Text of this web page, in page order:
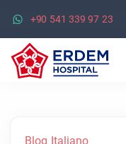
+90 541 339 97 23
Blog Italiano